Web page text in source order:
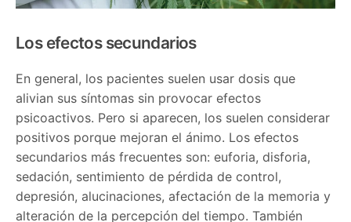
Los efectos secundarios
En general, los pacientes suelen usar dosis que
alivian sus síntomas sin provocar efectos
psicoactivos. Pero si aparecen, los suelen considerar
positivos porque mejoran el ánimo. Los efectos
secundarios más frecuentes son: euforia, disforia,
sedación, sentimiento de pérdida de control,
depresión, alucinaciones, afectación de la memoria y
alteración de la percepción del tiempo. También